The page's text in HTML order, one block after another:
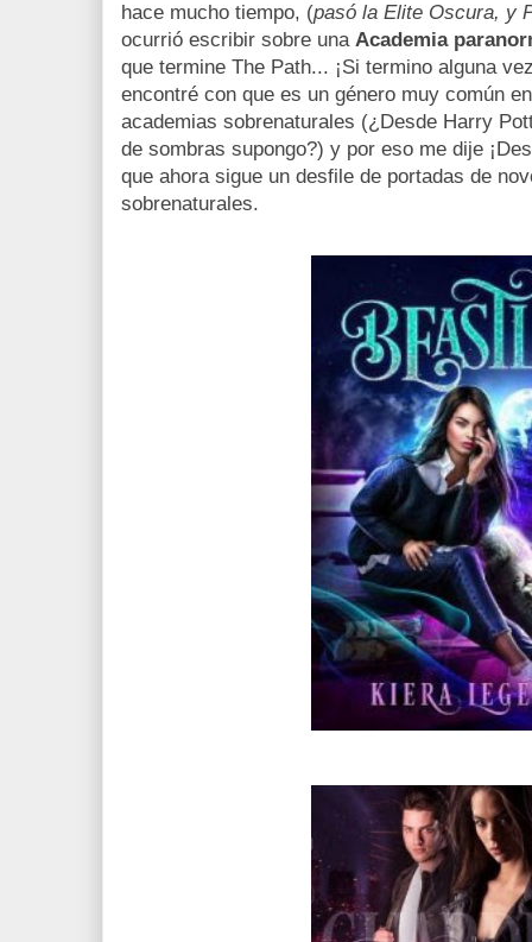
hace mucho tiempo, (pasó la Elite Oscura, y
ocurrió escribir sobre una Academia
que termine The Path... ¡Si termino alguna
encontré con que es un género muy común
academias sobrenaturales (¿Desde Harry
de sombras supongo?) y por eso me dije
que ahora sigue un desfile de portadas de
sobrenaturales.